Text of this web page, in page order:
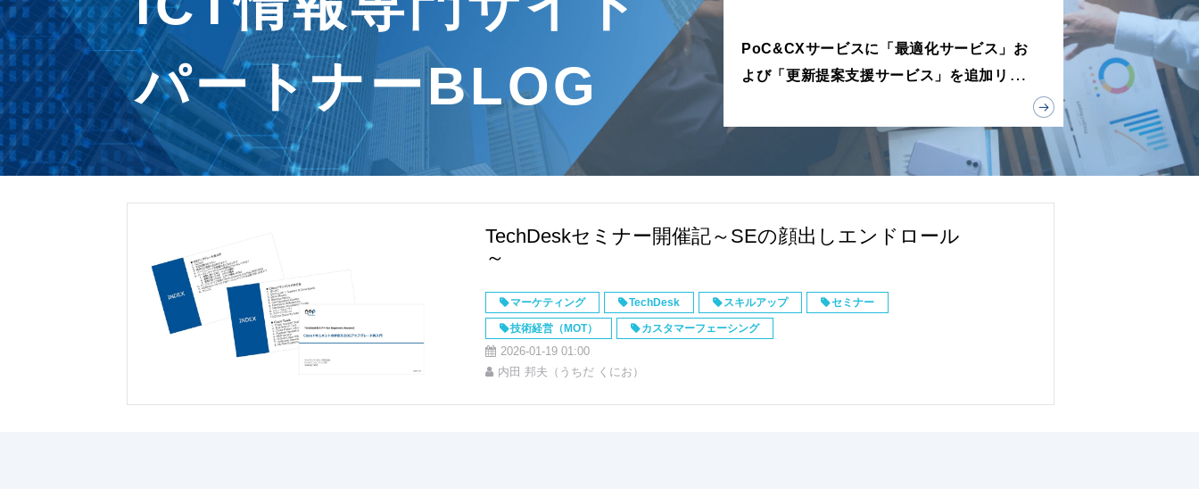
パートナーBLOG
PoC&CXサービスに「最適化サービス」お
よび「更新提案支援サービス」を追加リリー
TechDeskセミナー開催記～SEの顔出しエンドロール
～
マーケティング TechDesk スキルアップ セミナー
技術経営（MOT） カスタマーフェーシング
カスタマーエクスペリエンス（CX）
2026-01-19 01:00
内田 邦夫（うちだ くにお）